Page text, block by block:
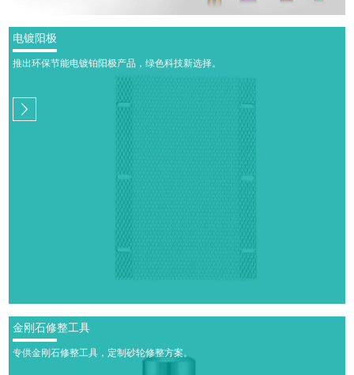
电镀阳极
推出环保节能电镀铂阳极产品，绿色科技新选择。
金刚石修整工具
专供金刚石修整工具，定制砂轮修整方案。